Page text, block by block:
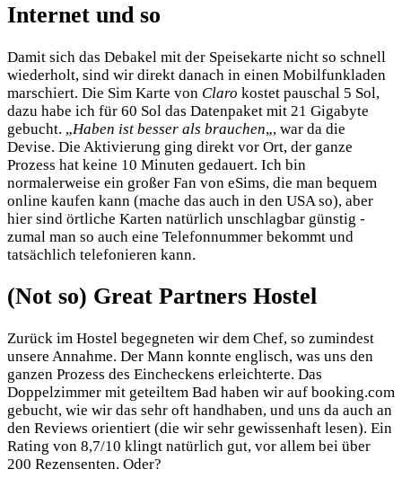
Internet und so
Damit sich das Debakel mit der Speisekarte nicht so schnell
wiederholt, sind wir direkt danach in einen Mobilfunkladen
marschiert. Die Sim Karte von Claro kostet pauschal 5 Sol,
dazu habe ich für 60 Sol das Datenpaket mit 21 Gigabyte
gebucht. „Haben ist besser als brauchen„, war da die
Devise. Die Aktivierung ging direkt vor Ort, der ganze
Prozess hat keine 10 Minuten gedauert. Ich bin
normalerweise ein großer Fan von eSims, die man bequem
online kaufen kann (mache das auch in den USA so), aber
hier sind örtliche Karten natürlich unschlagbar günstig -
zumal man so auch eine Telefonnummer bekommt und
tatsächlich telefonieren kann.
(Not so) Great Partners Hostel
Zurück im Hostel begegneten wir dem Chef, so zumindest
unsere Annahme. Der Mann konnte englisch, was uns den
ganzen Prozess des Eincheckens erleichterte. Das
Doppelzimmer mit geteiltem Bad haben wir auf booking.com
gebucht, wie wir das sehr oft handhaben, und uns da auch an
den Reviews orientiert (die wir sehr gewissenhaft lesen). Ein
Rating von 8,7/10 klingt natürlich gut, vor allem bei über
200 Rezensenten. Oder?